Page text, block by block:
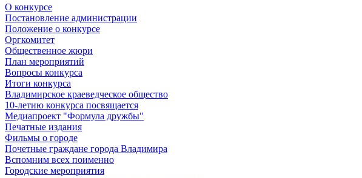
О конкурсе
Постановление администрации
Положение о конкурсе
Оргкомитет
Общественное жюри
План мероприятий
Вопросы конкурса
Итоги конкурса
Владимирское краеведческое общество
10-летию конкурса посвящается
Медиапроект "Формула дружбы"
Печатные издания
Фильмы о городе
Почетные граждане города Владимира
Вспомним всех поименно
Городские мероприятия